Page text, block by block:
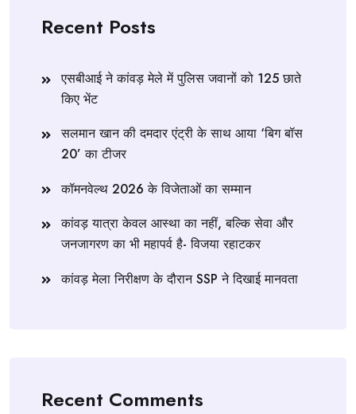
Recent Posts
एसबीआई ने कांवड़ मेले में पुलिस जवानों को 125 छाते
किए भेंट
सलमान खान की दमदार एंट्री के साथ आया ‘बिग बॉस
20’ का टीजर
कॉमनवेल्थ 2026 के विजेताओं का सम्मान
कांवड़ यात्रा केवल आस्था का नहीं, बल्कि सेवा और
जनजागरण का भी महापर्व है- विजया रहाटकर
कांवड़ मेला निरीक्षण के दौरान SSP ने दिखाई मानवता
Recent Comments